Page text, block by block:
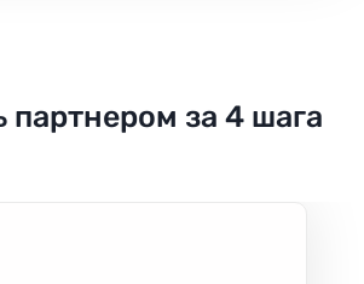
партнером за 4 шага